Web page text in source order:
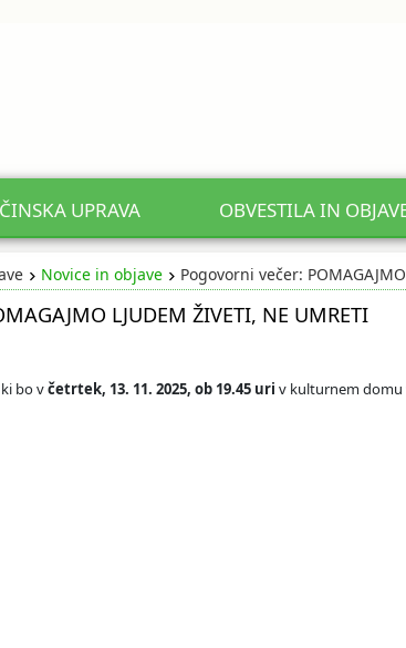
UPRAVA OBVESTILA IN
Novice in objave Pogovorni večer:
LJUDEM ŽIVETI, NE UMRETI
bo včetrtek, 13. 11. 2025, ob 19.45 uri v kulturnem domu